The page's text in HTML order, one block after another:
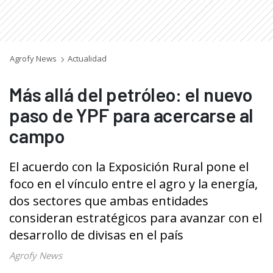
Agrofy News Actualidad
Más allá del petróleo: el nuevo
paso de YPF para acercarse al
campo
El acuerdo con la Exposición Rural pone el
foco en el vínculo entre el agro y la energía,
dos sectores que ambas entidades
consideran estratégicos para avanzar con el
desarrollo de divisas en el país
Agrofy News